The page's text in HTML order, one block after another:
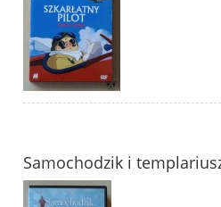
Samochodzik i